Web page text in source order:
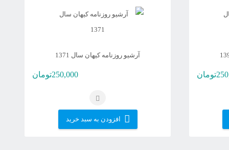
تومان
آرشیو روزنامه کیهان سال 1371
250,000تومان
افزودن به سبد خرید